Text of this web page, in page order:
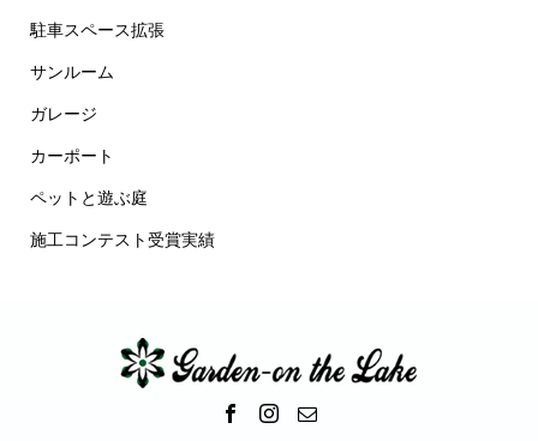
駐車スペース拡張
サンルーム
ガレージ
カーポート
ペットと遊ぶ庭
施工コンテスト受賞実績